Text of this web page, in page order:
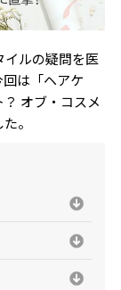
ルの疑問を医
は「ヘアケ
オブ・コスメ
。